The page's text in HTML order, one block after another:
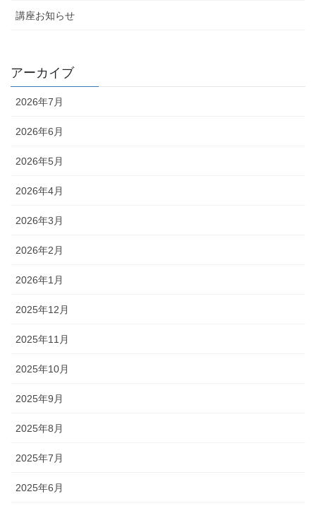
講座お知らせ
アーカイブ
2026年7月
2026年6月
2026年5月
2026年4月
2026年3月
2026年2月
2026年1月
2025年12月
2025年11月
2025年10月
2025年9月
2025年8月
2025年7月
2025年6月